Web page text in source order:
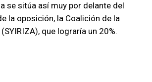
se sitúa así muy por delante del
la oposición, la Coalición de la
que lograría un 20%.